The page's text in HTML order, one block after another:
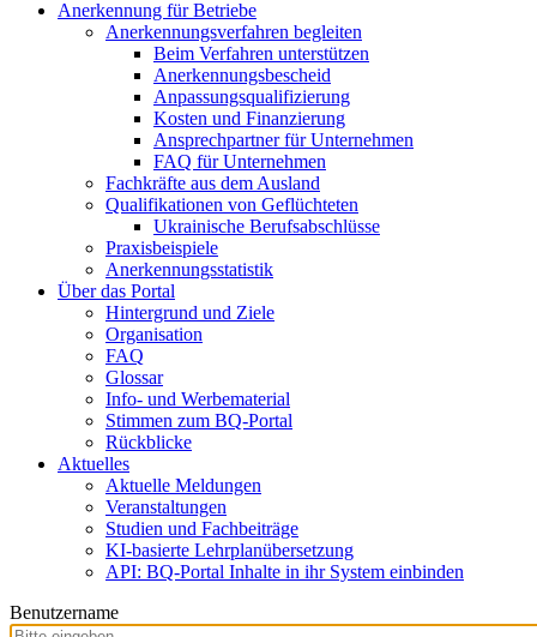
Anerkennung für Betriebe
Anerkennungsverfahren begleiten
Beim Verfahren unterstützen
Anerkennungsbescheid
Anpassungsqualifizierung
Kosten und Finanzierung
Ansprechpartner für Unternehmen
FAQ für Unternehmen
Fachkräfte aus dem Ausland
Qualifikationen von Geflüchteten
Ukrainische Berufsabschlüsse
Praxisbeispiele
Anerkennungsstatistik
Über das Portal
Hintergrund und Ziele
Organisation
FAQ
Glossar
Info- und Werbematerial
Stimmen zum BQ-Portal
Rückblicke
Aktuelles
Aktuelle Meldungen
Veranstaltungen
Studien und Fachbeiträge
KI-basierte Lehrplanübersetzung
API: BQ-Portal Inhalte in ihr System einbinden
Benutzername